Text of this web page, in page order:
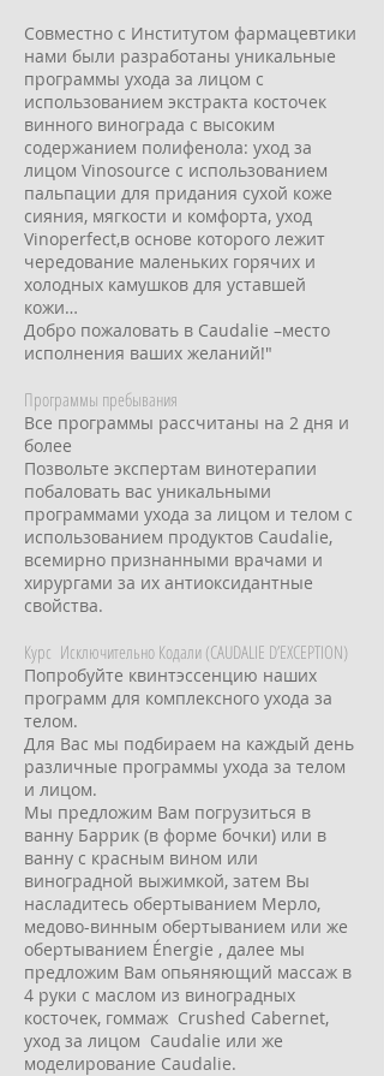
Совместно с Институтом фармацевтики
нами были разработаны уникальные
программы ухода за лицом с
использованием экстракта косточек
винного винограда с высоким
содержанием полифенола: уход за
лицом Vinosource с использованием
пальпации для придания сухой коже
сияния, мягкости и комфорта, уход
Vinoperfect,в основе которого лежит
чередование маленьких горячих и
холодных камушков для уставшей
кожи…
Добро пожаловать в Caudalie –место
исполнения ваших желаний!"
Программы пребывания
Все программы рассчитаны на 2 дня и
более
Позвольте экспертам винотерапии
побаловать вас уникальными
программами ухода за лицом и телом с
использованием продуктов Caudalie,
всемирно признанными врачами и
хирургами за их антиоксидантные
свойства.
Курс Исключительно Кодали (CAUDALIE D’EXCEPTION)
Попробуйте квинтэссенцию наших
программ для комплексного ухода за
телом.
Для Вас мы подбираем на каждый день
различные программы ухода за телом
и лицом.
Мы предложим Вам погрузиться в
ванну Баррик (в форме бочки) или в
ванну с красным вином или
виноградной выжимкой, затем Вы
насладитесь обертыванием Мерло,
медово-винным обертыванием или же
обертыванием Énergie , далее мы
предложим Вам опьяняющий массаж в
4 руки с маслом из виноградных
косточек, гоммаж Crushed Cabernet,
уход за лицом Caudalie или же
моделирование Caudalie.